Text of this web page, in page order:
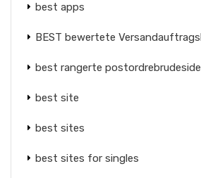
best apps
BEST bewertete
best rangerte
best site
best sites
best sites for singles